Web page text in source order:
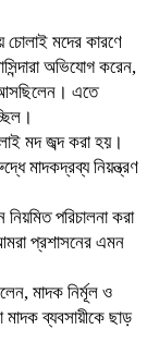
চোলাই মদের কারণে
অভিযোগ করেন,
আসছিলেন। এতে
মদ জব্দ করা হয়।
মাদকদ্রব্য নিয়ন্ত্রণ
পরিচালনা করা
প্রশাসনের এমন
মাদক নির্মূল ও
ব্যবসায়ীকে ছাড়